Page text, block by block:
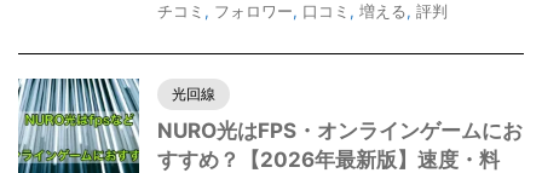
チコミ , フォロワー, 口コミ , 増える, 評判
光回線
NURO光はFPS・オンラインゲームにお
すすめ？【2026年最新版】速度・料